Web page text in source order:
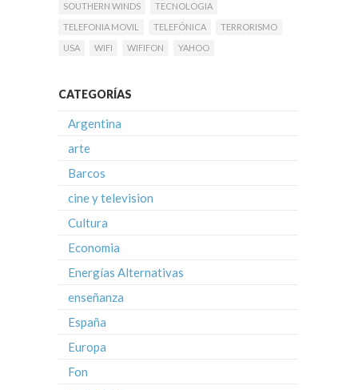
SOUTHERN WINDS
TECNOLOGIA
TELEFONIA MOVIL
TELEFÓNICA
TERRORISMO
USA
WIFI WIFIFON YAHOO
CATEGORÍAS
Argentina
arte
Barcos
cine y television
Cultura
Economia
Energías Alternativas
enseñanza
España
Europa
Fon